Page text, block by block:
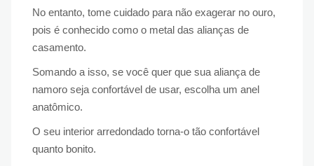
No entanto, tome cuidado para não exagerar no ouro,
pois é conhecido como o metal das alianças de
casamento.
Somando a isso, se você quer que sua aliança de
namoro seja confortável de usar, escolha um anel
anatômico.
O seu interior arredondado torna-o tão confortável
quanto bonito.